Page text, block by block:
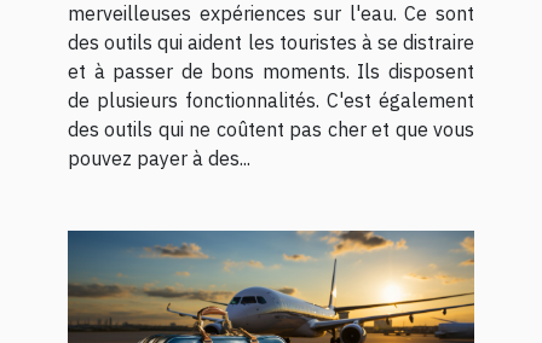
merveilleuses expériences sur l'eau. Ce sont
des outils qui aident les touristes à se distraire
et à passer de bons moments. Ils disposent
de plusieurs fonctionnalités. C'est également
des outils qui ne coûtent pas cher et que vous
pouvez payer à des...